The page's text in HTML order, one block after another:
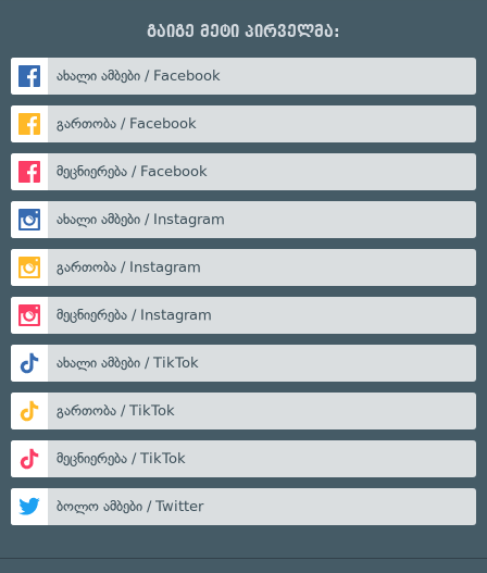
გაიგე მეტი პირველმა:
ახალი ამბები / Facebook
გართობა / Facebook
მეცნიერება / Facebook
ახალი ამბები / Instagram
გართობა / Instagram
მეცნიერება / Instagram
ახალი ამბები / TikTok
გართობა / TikTok
მეცნიერება / TikTok
ბოლო ამბები / Twitter